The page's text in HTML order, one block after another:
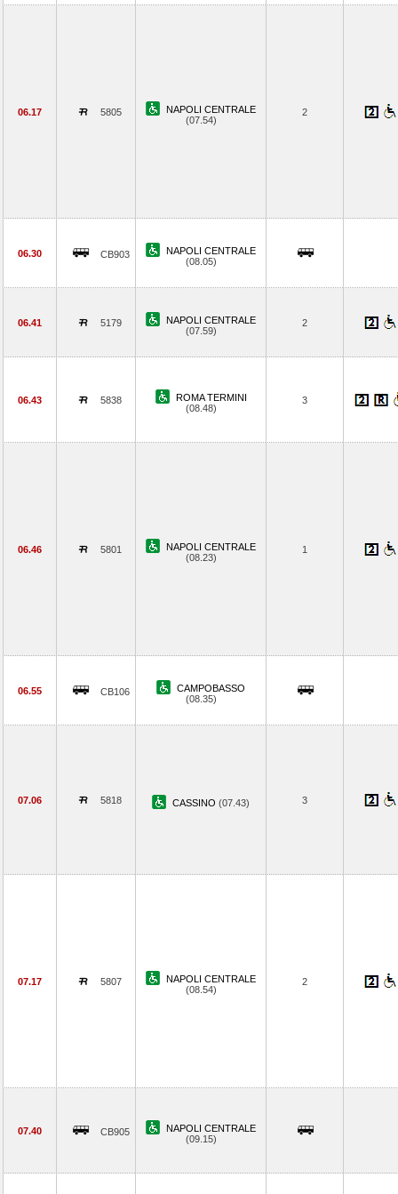
06.17 5805
NAPOLI CENTRALE
(07.54)
2
06.30 CB903
NAPOLI CENTRALE
(08.05)
06.41 5179
NAPOLI CENTRALE
(07.59)
2
06.43 5838
ROMA TERMINI
(08.48)
3
06.46 5801
NAPOLI CENTRALE
(08.23)
1
06.55 CB106
CAMPOBASSO
(08.35)
07.06 5818 CASSINO (07.43) 3
07.17 5807
NAPOLI CENTRALE
(08.54)
2
07.40 CB905
NAPOLI CENTRALE
(09.15)